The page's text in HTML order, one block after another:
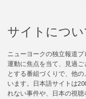
サイトについ
ニューヨークの独立報道
運動に焦点を当て、見過
とする番組づくりで、他
います。日本語サイトは
れない事件や、日本の視